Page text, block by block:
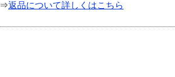
⇒返品について詳しくはこちら